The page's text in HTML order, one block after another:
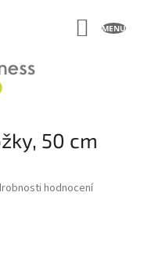
50 cm
hodnocení